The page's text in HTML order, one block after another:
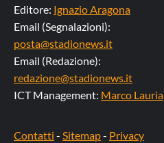
Editore: Ignazio Aragona
Email (Segnalazioni):
posta@stadionews.it
Email (Redazione):
redazione@stadionews.it
ICT Management: Marco Lauria
Contatti - Sitemap- Privacy